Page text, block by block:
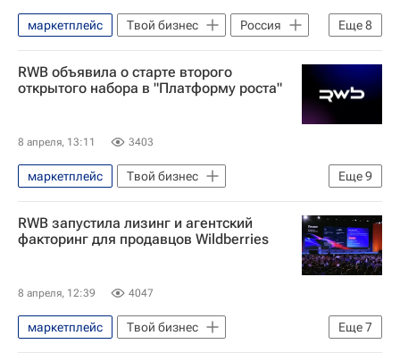
Еще8
маркетплейс Твой бизнес
Россия
Татьяна Ким (Бакальчук)
Вайлдберриз (Wildberries)
Предприниматели
Реклама
RWB объявила о старте второго
открытого набора в "Платформу роста"
8 апреля, 13:11 3403
Еще9
маркетплейс
Твой бизнес
Твой бизнес – новости
Поддержка бизнеса
Россия
Бизнес
Предприниматели
Агентство стратегических инициатив (АСИ)
RWB запустила лизинг и агентский
факторинг для продавцов Wildberries
8 апреля, 12:39 4047
Еще7
маркетплейс
Твой бизнес
Твой бизнес – новости